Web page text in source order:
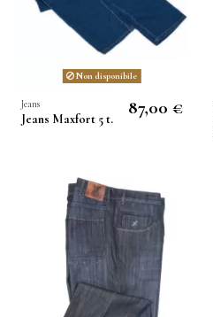
Non disponibile
Jeans
Jeans Maxfort 5 t.
87,00 €